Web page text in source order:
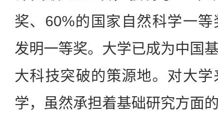
奖、60%的国家自然科学一
发明一等奖。大学已成为中国
大科技突破的策源地。对大
学，虽然承担着基础研究方面